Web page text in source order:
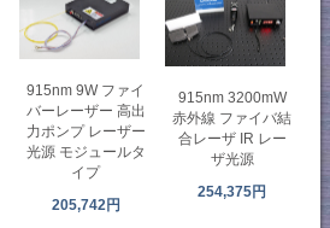
915nm 9W ファイ
バーレーザー 高出
力ポンプ レーザー
光源 モジュールタ
イプ
205,742円
915nm 3200mW
赤外線 ファイバ結
合レーザ IR レー
ザ光源
254,375円